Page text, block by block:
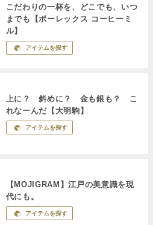
こだわりの一杯を、どこでも、いつ
までも【ポーレックス コーヒーミ
ル】
アイテムを探す
上に？ 斜めに？ 金も銀も？ こ
れなーんだ【大明駒】
アイテムを探す
【MOJIGRAM】江戸の美意識を現
代にも。
アイテムを探す